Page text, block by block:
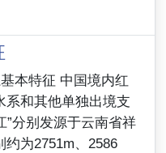
本特征 中国境内红
系和其他单独出境支
”分别发源于云南省祥
为2751m、2586